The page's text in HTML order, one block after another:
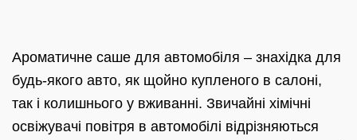
Ароматичне саше для автомобіля – знахідка для
будь-якого авто, як щойно купленого в салоні,
так і колишнього у вживанні. Звичайні хімічні
освіжувачі повітря в автомобілі відрізняються